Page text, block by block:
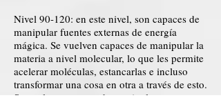
Nivel 90-120: en este nivel, son capaces de
manipular fuentes externas de energía
mágica. Se vuelven capaces de manipular la
materia a nivel molecular, lo que les permite
acelerar moléculas, estancarlas e incluso
transformar una cosa en otra a través de esto.
Se vuelven capaces de manipular y generar